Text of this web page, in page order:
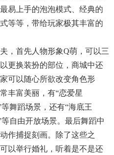
易上手的泡泡模式、经典的
等等，带给玩家极其丰富的
，首先人物形象Q萌，可以三
更换装扮的部位，商城中还
可以随心所欲改变角色形
丰富美丽，有“恋爱星
舞蹈场景，还有“海底王
等自由开放场景。最后舞蹈中
作捕捉刻画。除了这些之
以举行婚礼，听着是不是还